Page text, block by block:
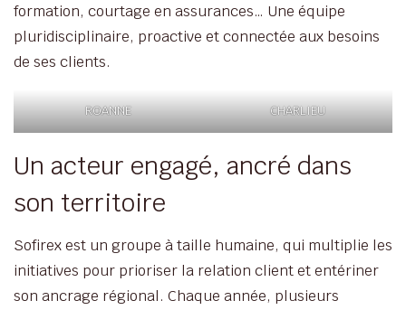
formation, courtage en assurances… Une équipe
pluridisciplinaire, proactive et connectée aux besoins
de ses clients.
ROANNE CHARLIEU
Un acteur engagé, ancré dans
son territoire
Sofirex est un groupe à taille humaine, qui multiplie les
initiatives pour prioriser la relation client et entériner
son ancrage régional. Chaque année, plusieurs